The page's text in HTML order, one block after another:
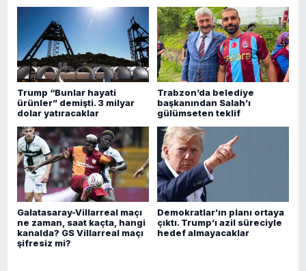
Trump “Bunlar hayati
ürünler” demişti. 3 milyar
dolar yatıracaklar
Trabzon’da belediye
başkanından Salah’ı
gülümseten teklif
Galatasaray-Villarreal maçı
ne zaman, saat kaçta, hangi
kanalda? GS Villarreal maçı
şifresiz mi?
Demokratlar’ın planı ortaya
çıktı. Trump’ı azil süreciyle
hedef almayacaklar